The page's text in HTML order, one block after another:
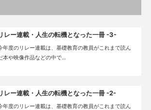
レー連載・人生の転機となった一冊 -3-
年度のリレー連載は、基礎教育の教員がこれまで読ん
本や映像作品などの中で…
レー連載・人生の転機となった一冊 -2-
年度のリレー連載は、基礎教育の教員がこれまで読ん